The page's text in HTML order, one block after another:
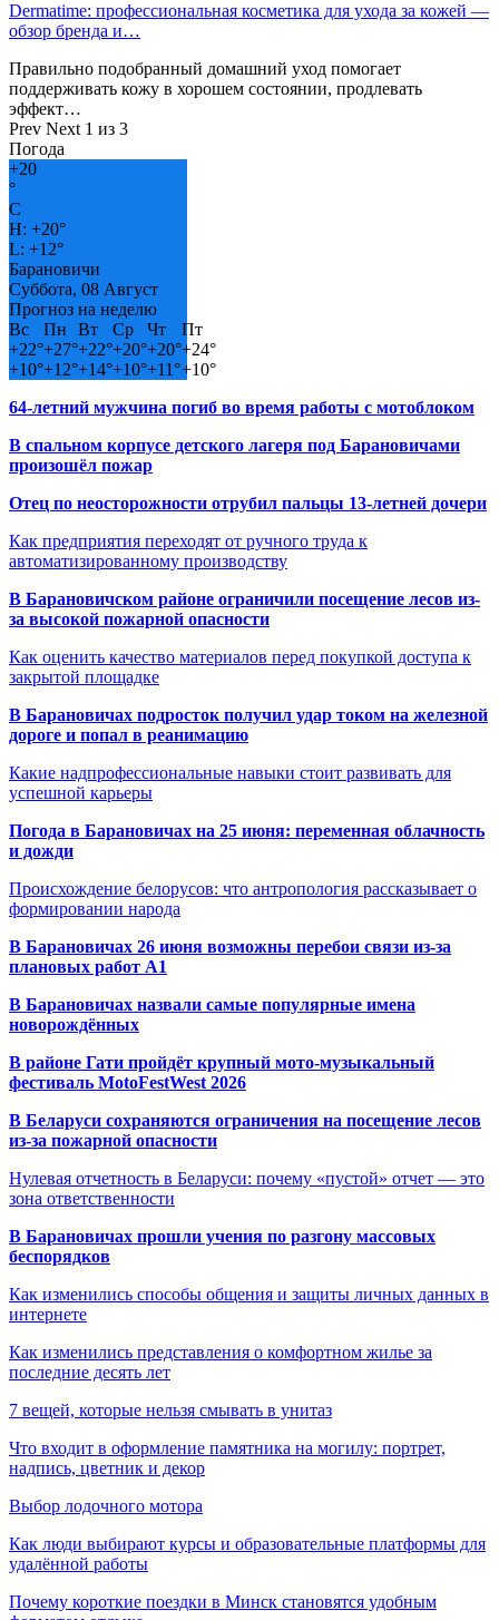
Dermatime: профессиональная косметика для ухода за кожей —
обзор бренда и…
Правильно подобранный домашний уход помогает
поддерживать кожу в хорошем состоянии, продлевать
эффект…
Prev Next 1 из 3
Погода
+20
°
C
H: +20°
L: +12°
Барановичи
Суббота, 08 Август
Прогноз на неделю
Вс
Пн Вт Ср Чт
Пт
+22°+27°+22°+20°+20°+24°
+10°+12°+14°+10°+11°+10°
64-летний мужчина погиб во время работы с мотоблоком
В спальном корпусе детского лагеря под Барановичами
произошёл пожар
Отец по неосторожности отрубил пальцы 13-летней дочери
Как предприятия переходят от ручного труда к
автоматизированному производству
В Барановичском районе ограничили посещение лесов из-
за высокой пожарной опасности
Как оценить качество материалов перед покупкой доступа к
закрытой площадке
В Барановичах подросток получил удар током на железной
дороге и попал в реанимацию
Какие надпрофессиональные навыки стоит развивать для
успешной карьеры
Погода в Барановичах на 25 июня: переменная облачность
и дожди
Происхождение белорусов: что антропология рассказывает о
формировании народа
В Барановичах 26 июня возможны перебои связи из-за
плановых работ A1
В Барановичах назвали самые популярные имена
новорождённых
В районе Гати пройдёт крупный мото-музыкальный
фестиваль MotoFestWest 2026
В Беларуси сохраняются ограничения на посещение лесов
из-за пожарной опасности
Нулевая отчетность в Беларуси: почему «пустой» отчет — это
зона ответственности
В Барановичах прошли учения по разгону массовых
беспорядков
Как изменились способы общения и защиты личных данных в
интернете
Как изменились представления о комфортном жилье за
последние десять лет
7 вещей, которые нельзя смывать в унитаз
Что входит в оформление памятника на могилу: портрет,
надпись, цветник и декор
Выбор лодочного мотора
Как люди выбирают курсы и образовательные платформы для
удалённой работы
Почему короткие поездки в Минск становятся удобным